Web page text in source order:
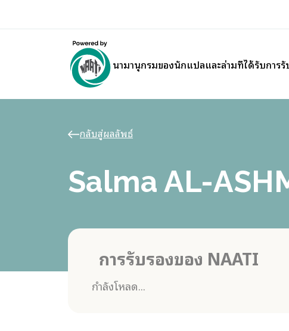
นามานุกรมของนักแปลและล่ามที่ได้รับการรั
กลับสู่ผลลัพธ์
Salma AL-
การรับรองของ NAATI
กำลังโหลด...